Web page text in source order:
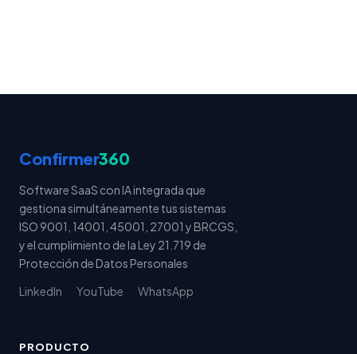
Confirmer360
Software SaaS con IA integrada que
gestiona simultáneamente tus sistemas
ISO 9001, 14001, 45001, 27001 y BRCGS,
y el cumplimiento de la Ley 21.719 de
Protección de Datos Personales
LinkedIn
YouTube WhatsApp
PRODUCTO